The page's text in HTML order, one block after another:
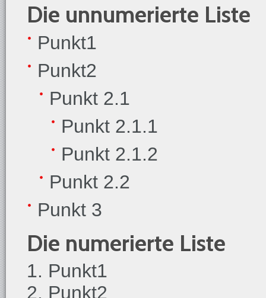
Die unnumerierte Liste
Punkt1
Punkt2
Punkt 2.1
Punkt 2.1.1
Punkt 2.1.2
Punkt 2.2
Punkt 3
Die numerierte Liste
Punkt1
Punkt2